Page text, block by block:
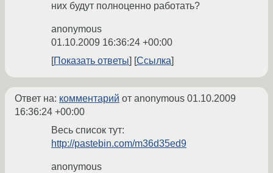
них будут полноценно работать?
anonymous
01.10.2009 16:36:24 +00:00
Показать ответы
Ссылка
Ответ на: комментарий от anonymous 01.10.2009
16:36:24 +00:00
Весь список тут:
http://pastebin.com/m36d35ed9
anonymous